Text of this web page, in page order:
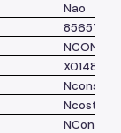
Nao
8565783
NCONSTA
X014827
Nconsta
Ncosta
NConsta